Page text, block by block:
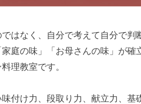
はなく、自分で考えて自分で
庭の味」「お母さんの味」が
理教室です。
付け力、段取り力、献立力、